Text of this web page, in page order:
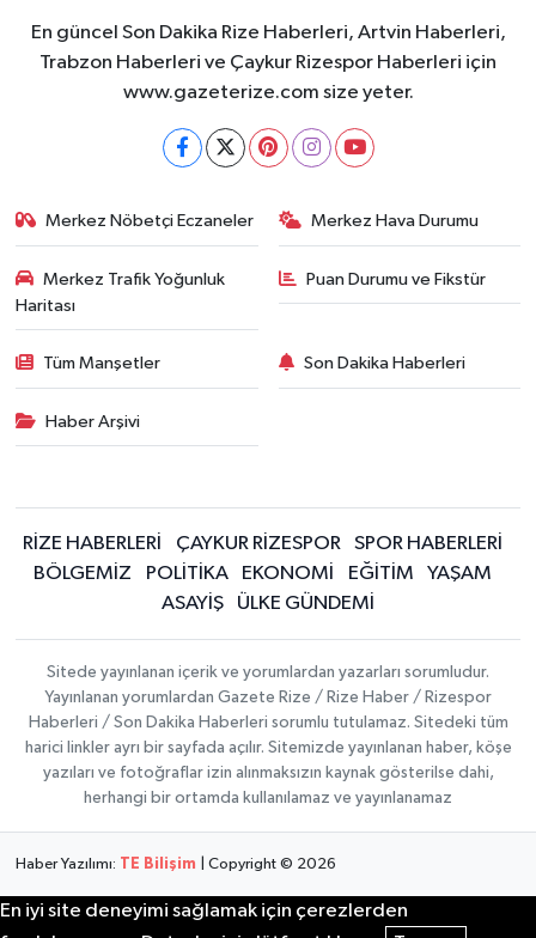
En güncel Son Dakika Rize Haberleri, Artvin Haberleri,
Trabzon Haberleri ve Çaykur Rizespor Haberleri için
www.gazeterize.com size yeter.
Merkez Nöbetçi Eczaneler Merkez Hava Durumu
Merkez Trafik Yoğunluk
Haritası
Puan Durumu ve Fikstür
Tüm Manşetler Son Dakika Haberleri
Haber Arşivi
RİZE HABERLERİ ÇAYKUR RİZESPOR
SPOR HABERLERİ
BÖLGEMİZ
POLİTİKA EKONOMİ EĞİTİM
YAŞAM
ASAYİŞ
ÜLKE GÜNDEMİ
Sitede yayınlanan içerik ve yorumlardan yazarları sorumludur.
Yayınlanan yorumlardan Gazete Rize / Rize Haber / Rizespor
Haberleri / Son Dakika Haberleri sorumlu tutulamaz. Sitedeki tüm
harici linkler ayrı bir sayfada açılır. Sitemizde yayınlanan haber, köşe
yazıları ve fotoğraflar izin alınmaksızın kaynak gösterilse dahi,
herhangi bir ortamda kullanılamaz ve yayınlanamaz
Haber Yazılımı: TE Bilişim | Copyright © 2026
En iyi site deneyimi sağlamak için çerezlerden